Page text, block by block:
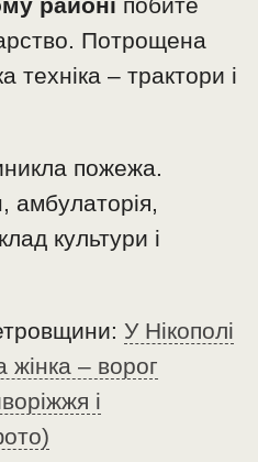
Потрощена
техніка – трактори і
пожежа.
амбулаторія,
культури і
У Нікополі
жінка – ворог
і